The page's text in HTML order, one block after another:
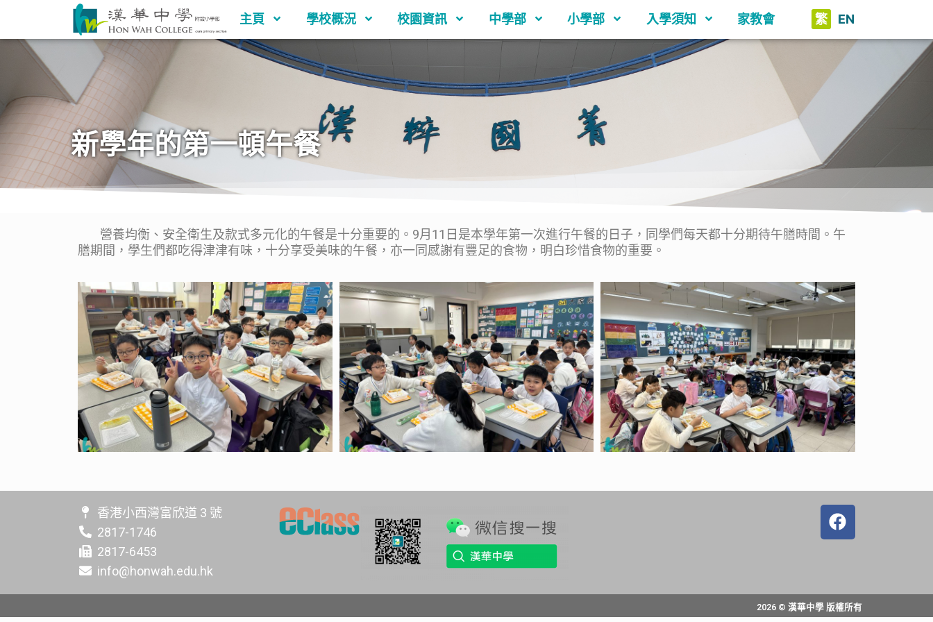
主頁 學校概況 校園資訊 中學部 小學部 入學須知 家教會 繁 EN
新學年的第一頓午餐
營養均衡、安全衛生及款式多元化的午餐是十分重要的。9月11日是本學年第一次進行午餐的日子，同學們每天都十分期待午膳時間。午
膳期間，學生們都吃得津津有味，十分享受美味的午餐，亦一同感謝有豐足的食物，明白珍惜食物的重要。
香港小西灣富欣道 3 號
2817-1746
2817-6453
info@honwah.edu.hk
2026 © 漢華中學 版權所有